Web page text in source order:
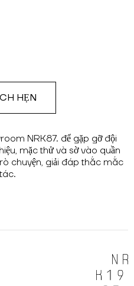
NRK87. để gặp gỡ đội
mặc thử và sờ vào quần
chuyện, giải đáp thắc mắc
HẸN